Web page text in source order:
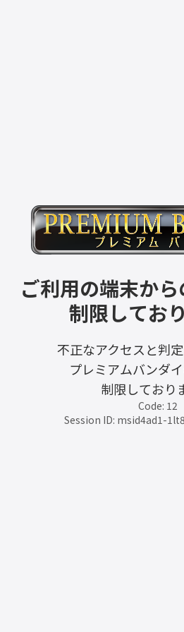
ご利用の端末か
制限してお
不正なアクセスと判定
プレミアムバンダ
制限しており
Code: 12
Session ID: msid4ad1-